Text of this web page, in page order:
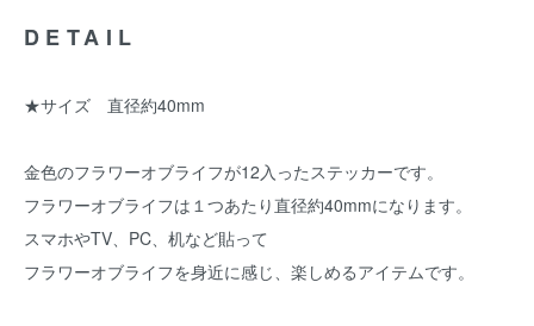
DETAIL
★サイズ 直径約40mm
金色のフラワーオブライフが12入ったステッカーです。
フラワーオブライフは１つあたり直径約40mmになります。
スマホやTV、PC、机など貼って
フラワーオブライフを身近に感じ、楽しめるアイテムです。